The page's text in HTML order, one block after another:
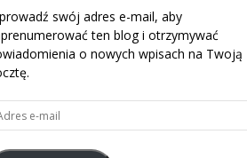
swój adres e-mail, aby
ten blog i otrzymywać
o nowych wpisach na Twoją